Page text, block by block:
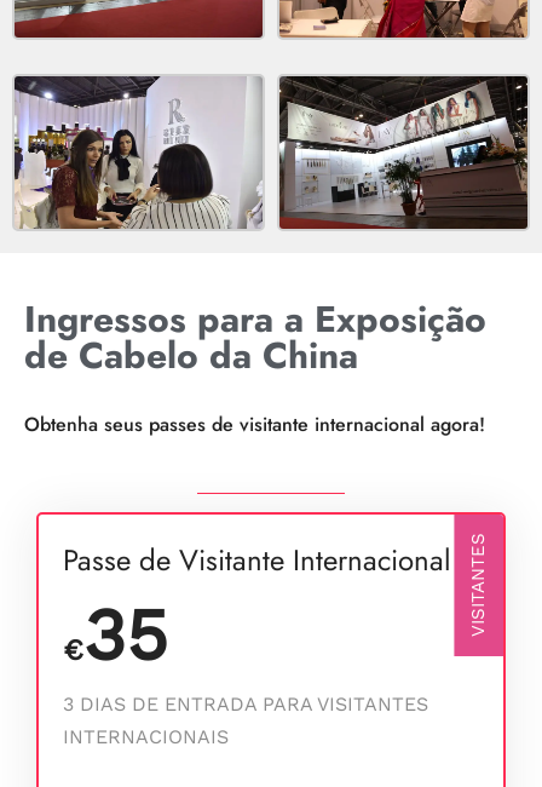
Ingressos para a Exposição
de Cabelo da China
Obtenha seus passes de visitante internacional agora!
VISITANTES
Passe de Visitante Internacional
€35
3 DIAS DE ENTRADA PARA VISITANTES
INTERNACIONAIS